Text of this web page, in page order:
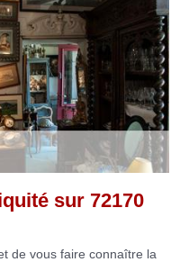
sur 72170
de vous faire connaître la